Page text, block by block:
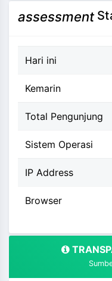
assessment
Hari ini
Kemarin
Total Pengunjung
Sistem Operasi
IP Address
Browser